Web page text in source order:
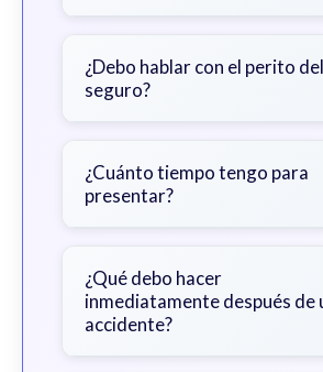
gravedad de sus lesiones,
médicas, tiempo fuera del
¿Debo hablar con el perito del
seguro?
primero con un abogado
declaraciones que
¿Cuánto tiempo tengo para
presentar?
con excepciones. Consulte
obtener orientación
¿Qué debo hacer
inmediatamente después de
accidente?